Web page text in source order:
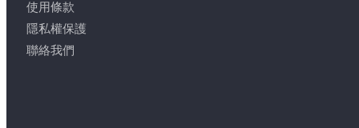
使用條款
隱私權保護
聯絡我們